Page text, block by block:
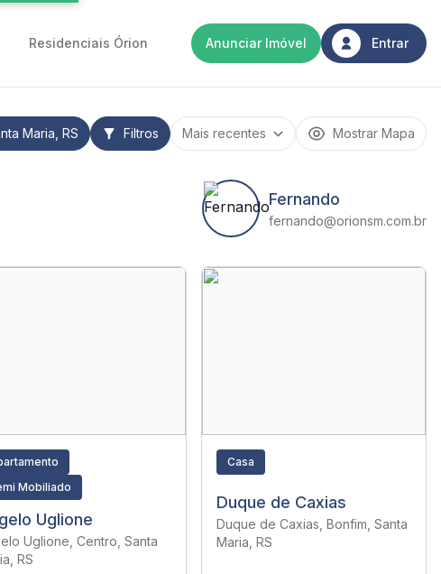
Residenciais Órion Anunciar Imóvel Entrar
Maria, RS Filtros Mostrar Mapa
Fernando
fernando@orionsm.com.br
Mobiliado
Uglione
Uglione, Centro, Santa
RS
Casa
Duque de Caxias
Duque de Caxias, Bonfim, Santa
Maria, RS